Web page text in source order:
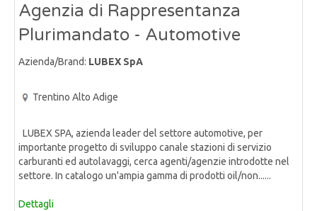
Agenzia di Rappresentanza
Plurimandato - Automotive
Azienda/Brand: LUBEX SpA
Trentino Alto Adige
LUBEX SPA, azienda leader del settore automotive, per
importante progetto di sviluppo canale stazioni di servizio
carburanti ed autolavaggi, cerca agenti/agenzie introdotte nel
settore. In catalogo un'ampia gamma di prodotti oil/non......
Dettagli